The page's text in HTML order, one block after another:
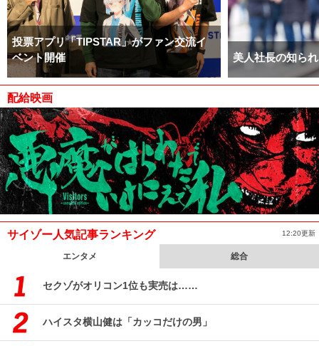
投票アプリ「TIPSTAR」がファン交流イ
ベント開催
美人社長の知ら
配給映画
サイゾー人気記事ランキング 12:20更新
エンタメ 総合
セクゾがオリコン1位も実売は……
ハイスタ横山健は「カッコだけの男」